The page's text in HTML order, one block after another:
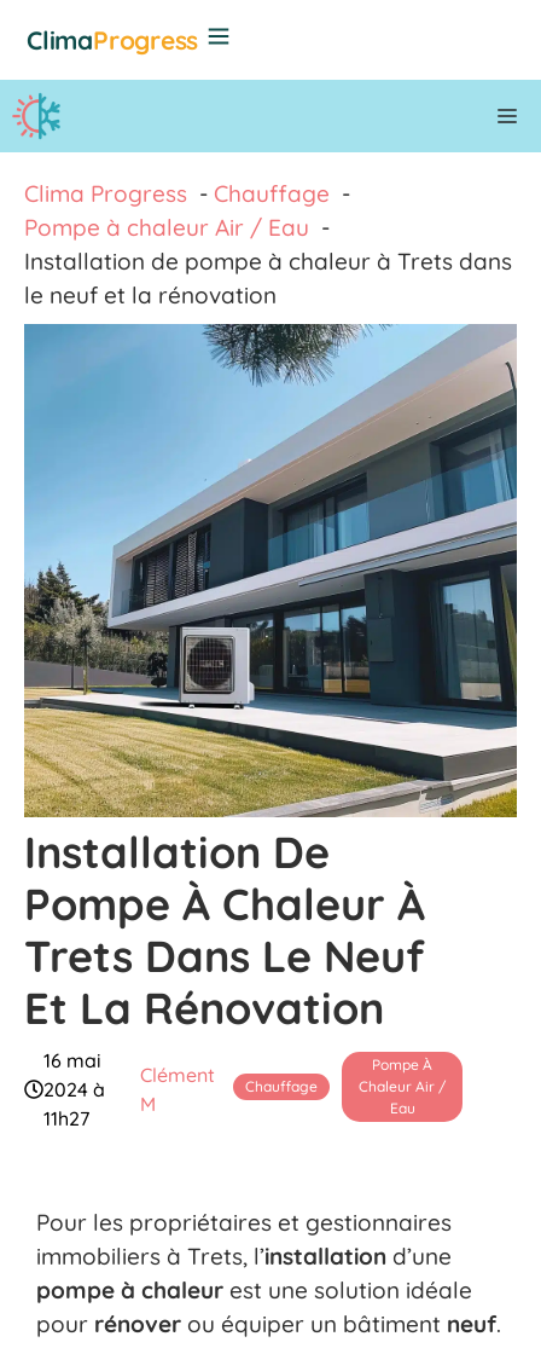
contenu
ClimaProgress
Clima Progress
Chauffage
Pompe à chaleur Air / Eau
Installation de pompe à chaleur à Trets dans
le neuf et la rénovation
Installation De
Pompe À Chaleur À
Trets Dans Le Neuf
Et La Rénovation
16 mai
2024 à
11h27
Clément
M
Chauffage
Pompe À
Chaleur Air /
Eau
Pour les propriétaires et gestionnaires
immobiliers à Trets, l’installation d’une
pompe à chaleur est une solution idéale
pour rénover ou équiper un bâtiment neuf.